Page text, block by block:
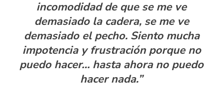
incomodidad de que se me ve
demasiado la cadera, se me ve
demasiado el pecho. Siento mucha
impotencia y frustración porque no
puedo hacer… hasta ahora no puedo
hacer nada.”